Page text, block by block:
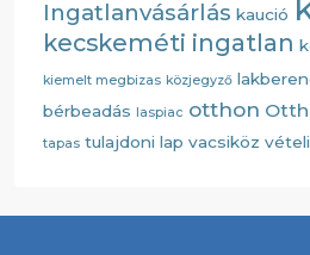
Ingatlanvásárlás kaució
kecskeméti ingatlan
kiemelt megbizas közjegyző
bérbeadás laspiac otthon
tapas tulajdoni lap vacsiköz